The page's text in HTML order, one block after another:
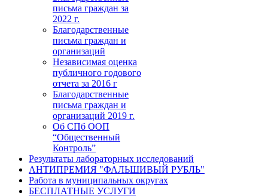
письма граждан за
2022 г.
Благодарственные
письма граждан и
организаций
Независимая оценка
публичного годового
отчета за 2016 г
Благодарственные
письма граждан и
организаций 2019 г.
Об СПб ООП
“Общественный
Контроль”
Результаты лабораторных исследований
АНТИПРЕМИЯ "ФАЛЬШИВЫЙ РУБЛЬ"
Работа в муниципальных округах
БЕСПЛАТНЫЕ УСЛУГИ